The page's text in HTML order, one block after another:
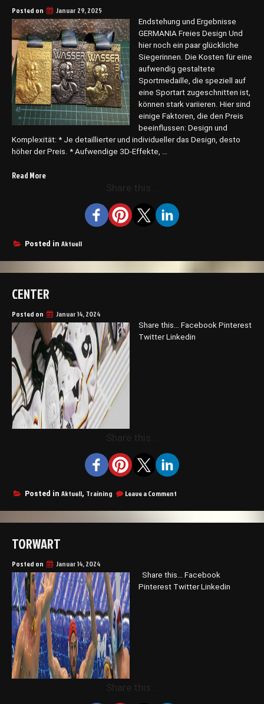
Posted on Januar 29, 2025
Endstehung und Ergebnisse
GERMANIA Freies Design Und
hier noch ein paar glückliche
Siegerinnen. Die Kosten für eine
aufwendig gestaltete
Sportmedaille, die speziell auf
eine Sportart zugeschnitten ist,
können stark variieren. Hier sind
einige Faktoren, die den Preis
beeinflussen: Design und
Komplexität: * Je detaillierter und individueller das Design, desto
höher der Preis. * Aufwendige 3D-Effekte, …
Read More„MEDAILLEN“
Posted in Aktuell
CENTER
Posted on Januar 14, 2024
Share this… Facebook Pinterest
Twitter Linkedin
Posted in Aktuell, Training Leave a Comment
TORWART
Posted on Januar 14, 2024
Share this… Facebook
Pinterest Twitter Linkedin